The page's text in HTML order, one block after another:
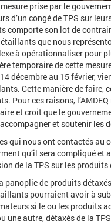
mesure prise par le
d’un congé de TPS sur
comporte son lot de
que nous
à opérationnaliser pour
temporaire de cette
décembre au 15 février,
Cette manière de faire,
Pour ces raisons,
et croit que le
et soutenir les
qui nous ont contactés au
qu’il sera compliqué et
de la TPS sur les produits
panoplie de produits
pourraient avoir à
si le ou les produits
une autre, détaxés de la